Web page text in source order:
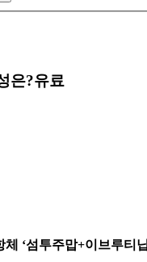
은?유료
체 ‘섬투주맙+이브루